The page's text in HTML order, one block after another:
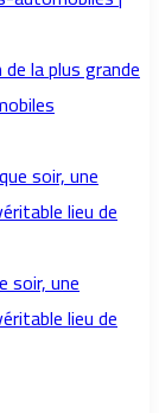
la plus grande
soir, une
lieu de